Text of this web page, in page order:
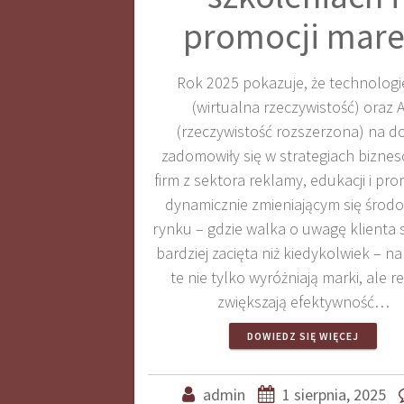
promocji
Rok 2025 pokazuje, że
(wirtualna rzeczywistość) oraz
(rzeczywistość rozszerzona) na
zadomowiły się w strategiach
firm z sektora reklamy, edukacji i
dynamicznie zmieniającym się
rynku – gdzie walka o uwagę klienta
bardziej zacięta niż kiedykolwiek –
te nie tylko wyróżniają marki, ale
zwiększają efektywność…
DOWIEDZ SIĘ WIĘCEJ
admin 1 sierpnia, 2025